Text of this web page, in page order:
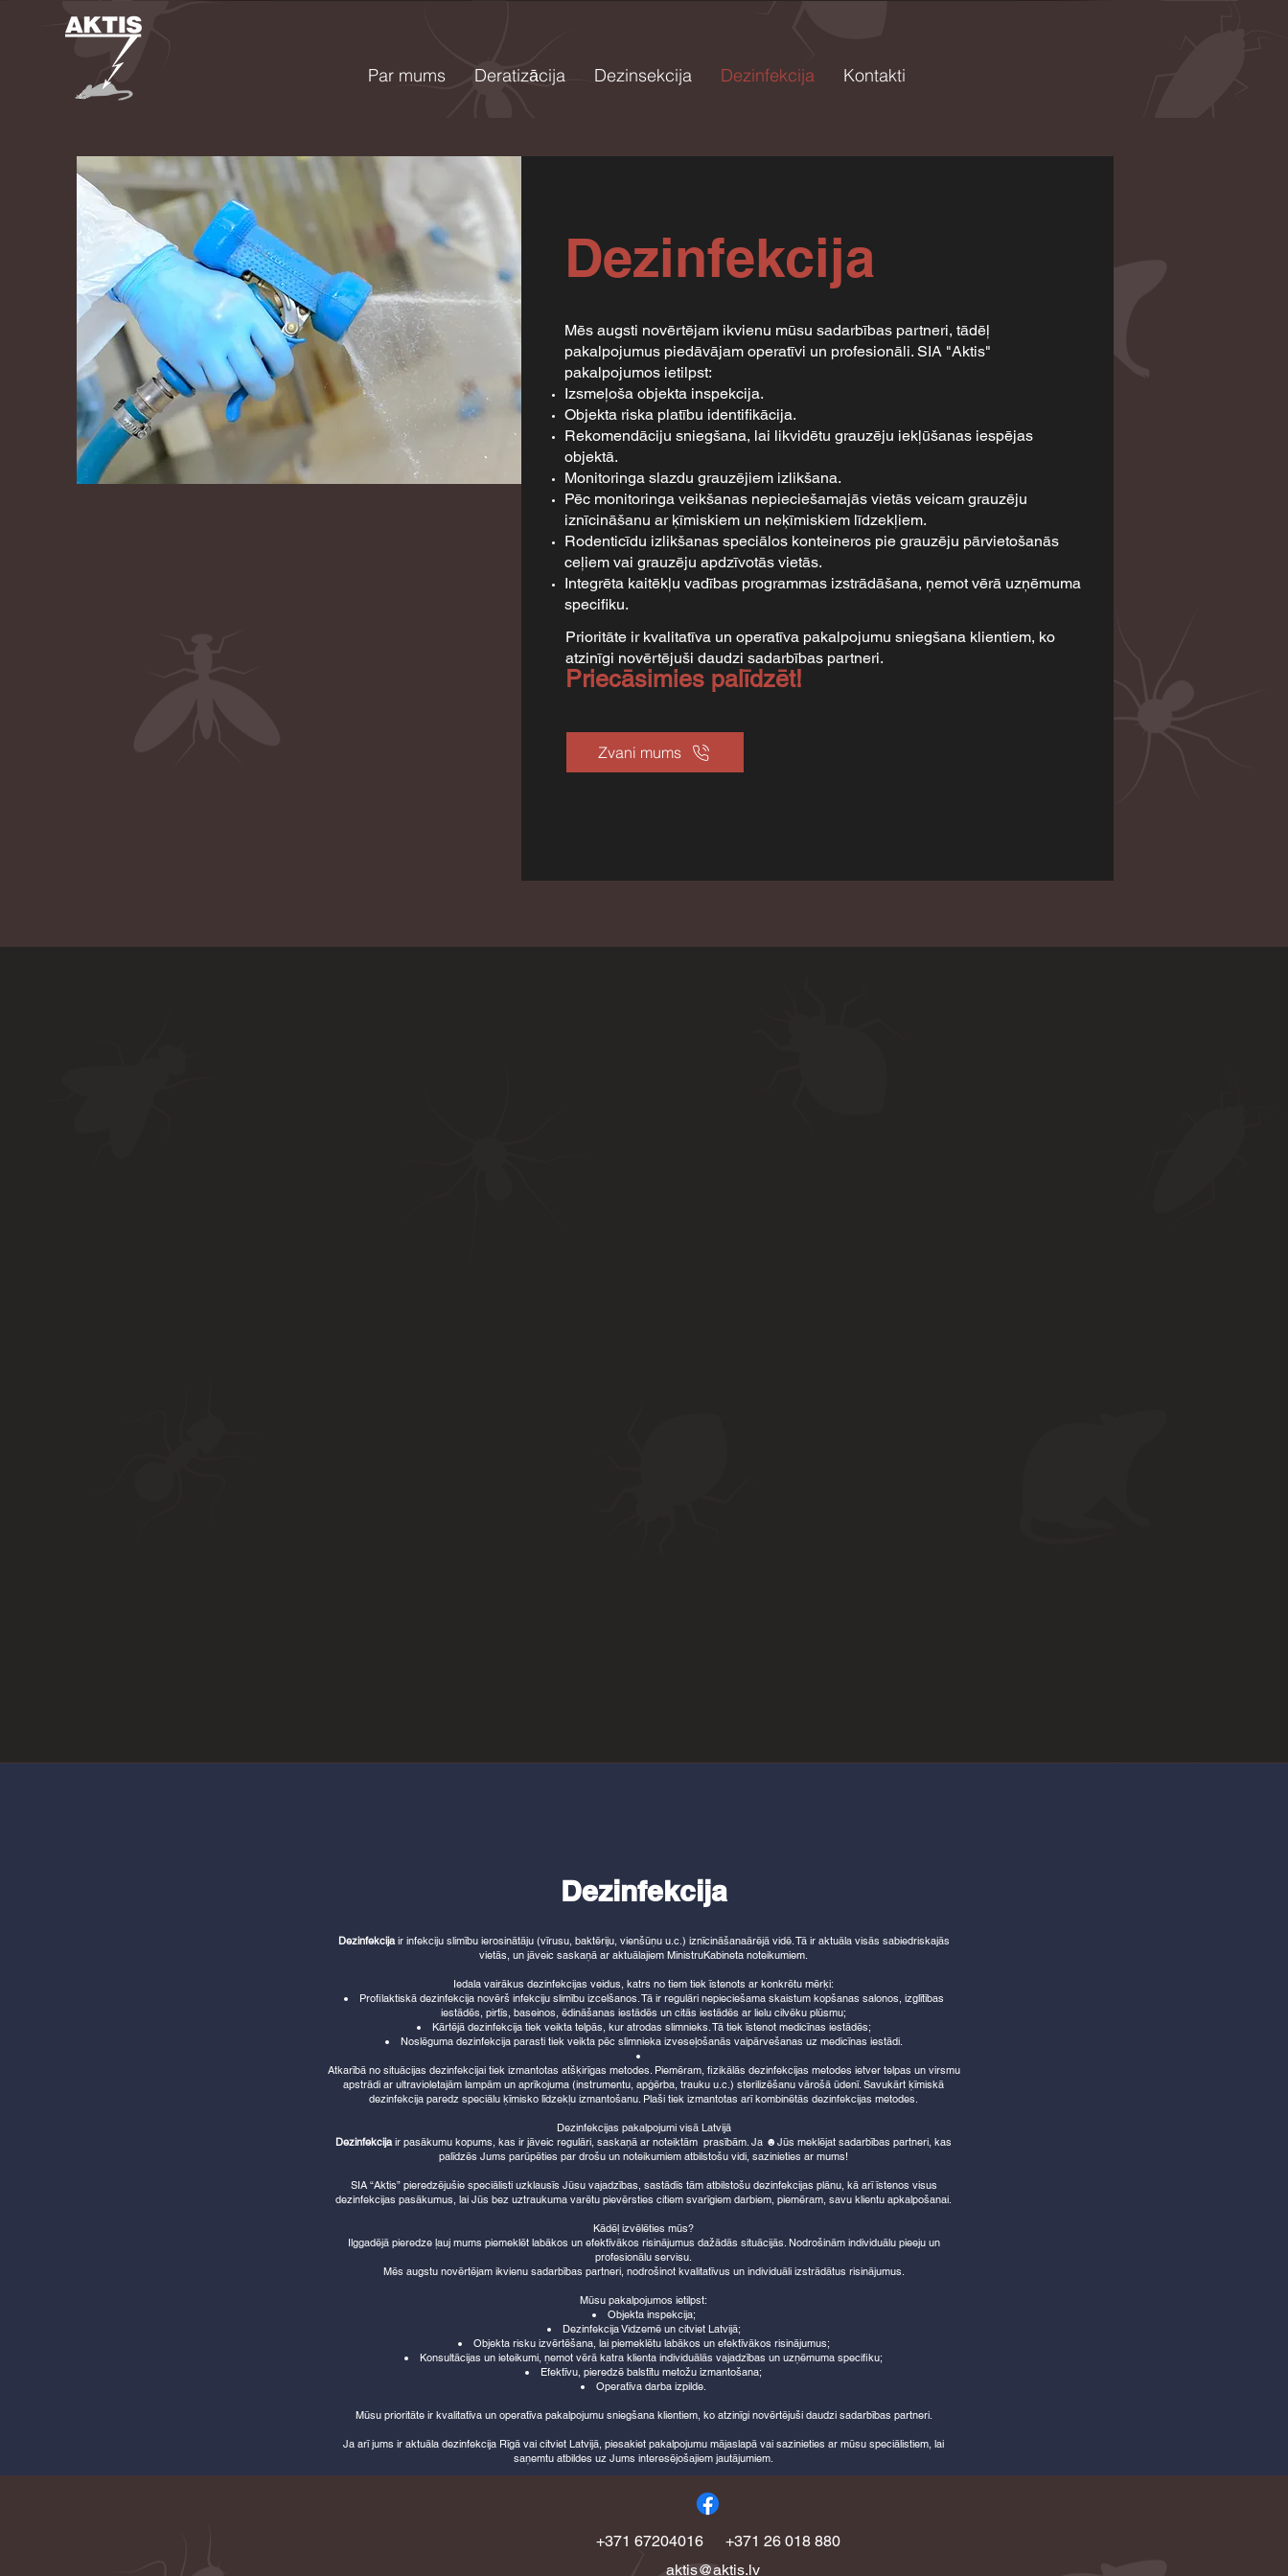
Par mums Deratizācija Dezinsekcija Dezinfekcija Kontakti
Dezinfekcija
Mēs augsti novērtējam ikvienu mūsu sadarbības partneri, tādēļ
pakalpojumus piedāvājam operatīvi un profesionāli. SIA "Aktis"
pakalpojumos ietilpst:
Izsmeļoša objekta inspekcija.
Objekta riska platību identifikācija.
Rekomendāciju sniegšana, lai likvidētu grauzēju iekļūšanas iespējas
objektā.
Monitoringa slazdu grauzējiem izlikšana.
Pēc monitoringa veikšanas nepieciešamajās vietās veicam grauzēju
iznīcināšanu ar ķīmiskiem un neķīmiskiem līdzekļiem.
Rodenticīdu izlikšanas speciālos konteineros pie grauzēju pārvietošanās
ceļiem vai grauzēju apdzīvotās vietās.
Integrēta kaitēkļu vadības programmas izstrādāšana, ņemot vērā uzņēmuma
specifiku.
Prioritāte ir kvalitatīva un operatīva pakalpojumu sniegšana klientiem, ko
atzinīgi novērtējuši daudzi sadarbības partneri.
Priecāsimies palīdzēt!
Zvani mums
Dezinfekcija
Dezinfekcijair infekciju slimību ierosinātāju (vīrusu, baktēriju, vienšūņu u.c.) iznīcināšanaārējā vidē. Tā ir aktuāla visās sabiedriskajās
vietās, un jāveic saskaņā ar aktuālajiem MinistruKabineta noteikumiem.
Iedala vairākus dezinfekcijas veidus, katrs no tiem tiek īstenots ar konkrētu mērķi:
Profilaktiskā dezinfekcija novērš infekciju slimību izcelšanos. Tā ir regulāri nepieciešama skaistum kopšanas salonos, izglītības
iestādēs, pirtīs, baseinos, ēdināšanas iestādēs un citās iestādēs ar lielu cilvēku plūsmu;
Kārtējā dezinfekcija tiek veikta telpās, kur atrodas slimnieks. Tā tiek īstenot medicīnas iestādēs;
Noslēguma dezinfekcija parasti tiek veikta pēc slimnieka izveseļošanās vaipārvešanas uz medicīnas iestādi.
Atkarībā no situācijas dezinfekcijai tiek izmantotas atšķirīgas metodes. Piemēram, fizikālās dezinfekcijas metodes ietver telpas un virsmu
apstrādi ar ultravioletajām lampām un aprīkojuma (instrumentu, apģērba, trauku u.c.) sterilizēšanu vārošā ūdenī. Savukārt ķīmiskā
dezinfekcija paredz speciālu ķīmisko līdzekļu izmantošanu. Plaši tiek izmantotas arī kombinētās dezinfekcijas metodes.
Dezinfekcijas pakalpojumi visā Latvijā
Dezinfekcijair pasākumu kopums, kas ir jāveic regulāri, saskaņā ar noteiktām prasībām. Ja ☻Jūs meklējat sadarbības partneri, kas
palīdzēs Jums parūpēties par drošu un noteikumiem atbilstošu vidi, sazinieties ar mums!
SIA “Aktis” pieredzējušie speciālisti uzklausīs Jūsu vajadzības, sastādīs tām atbilstošu dezinfekcijas plānu, kā arī īstenos visus
dezinfekcijas pasākumus, lai Jūs bez uztraukuma varētu pievērsties citiem svarīgiem darbiem, piemēram, savu klientu apkalpošanai.
Kādēļ izvēlēties mūs?
Ilggadējā pieredze ļauj mums piemeklēt labākos un efektīvākos risinājumus dažādās situācijās. Nodrošinām individuālu pieeju un
profesionālu servisu.
Mēs augstu novērtējam ikvienu sadarbības partneri, nodrošinot kvalitatīvus un individuāli izstrādātus risinājumus.
Mūsu pakalpojumos ietilpst:
Objekta inspekcija;
Dezinfekcija Vidzemē un citviet Latvijā;
Objekta risku izvērtēšana, lai piemeklētu labākos un efektīvākos risinājumus;
Konsultācijas un ieteikumi, ņemot vērā katra klienta individuālās vajadzības un uzņēmuma specifiku;
Efektīvu, pieredzē balstītu metožu izmantošana;
Operatīva darba izpilde.
Mūsu prioritāte ir kvalitatīva un operatīva pakalpojumu sniegšana klientiem, ko atzinīgi novērtējuši daudzi sadarbības partneri.
Ja arī jums ir aktuāla dezinfekcija Rīgā vai citviet Latvijā, piesakiet pakalpojumu mājaslapā vai sazinieties ar mūsu speciālistiem, lai
saņemtu atbildes uz Jums interesējošajiem jautājumiem.
+371 67204016
+371 26 018 880
aktis@aktis.lv